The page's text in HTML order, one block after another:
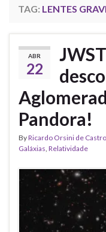
TAG: LENTES
ABR
22
Pandora!
ByRicardo Orsini de
Galáxias, Relatividade